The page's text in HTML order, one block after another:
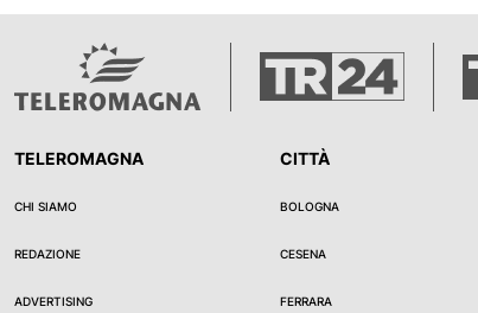
TELEROMAGNA
CHI SIAMO
REDAZIONE
ADVERTISING
CITTÀ
BOLOGNA
CESENA
FERRARA